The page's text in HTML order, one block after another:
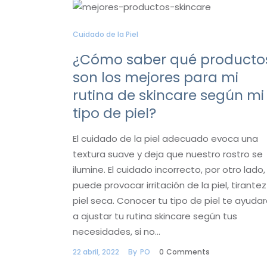
Cuidado de la Piel
¿Cómo saber qué
son los mejores para mi
rutina de skincare según mi
tipo de piel?
El cuidado de la piel adecuado evoca una
textura suave y deja que nuestro rostro se
ilumine. El cuidado incorrecto, por otro lado,
puede provocar irritación de la piel,
piel seca. Conocer tu tipo de piel te
a ajustar tu rutina skincare según tus
necesidades, si no…
22 abril, 2022 By PO 0 Comments